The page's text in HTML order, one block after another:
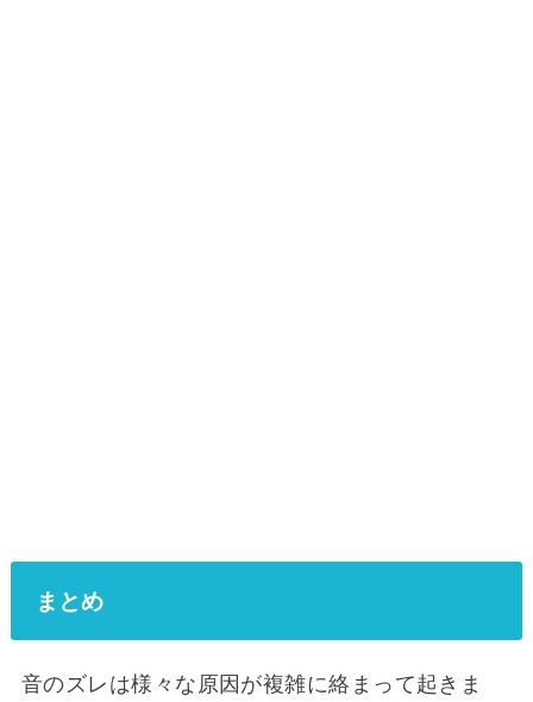
まとめ
音のズレは様々な原因が複雑に絡まって起きま